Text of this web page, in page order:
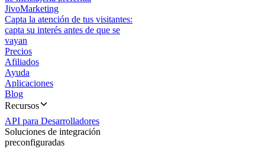
JivoMarketing
Capta la atención de tus visitantes:
capta su interés antes de que se
vayan
Precios
Afiliados
Ayuda
Aplicaciones
Blog
Recursos
API para Desarrolladores
Soluciones de integración
preconfiguradas